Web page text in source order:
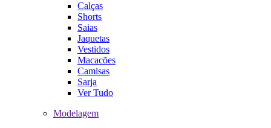
Calças
Shorts
Saias
Jaquetas
Vestidos
Macacões
Camisas
Sarja
Ver Tudo
Modelagem